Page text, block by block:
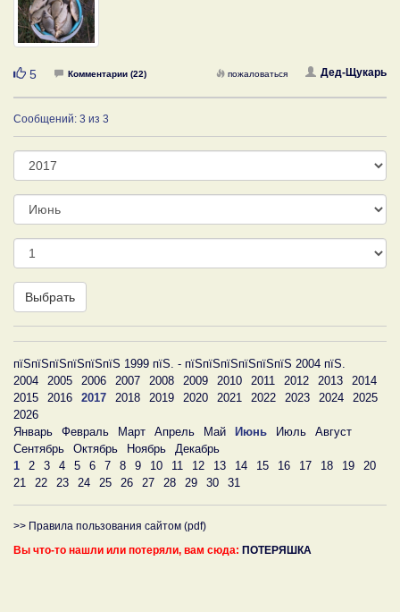
Нравится
5 Комментарии (22) Дед-Щукарь
пожаловаться
Сообщений: 3 из 3
Год
Месяц
День
Выбрать
пїЅпїЅпїЅпїЅпїЅпїЅ 1999 пїЅ. - пїЅпїЅпїЅпїЅпїЅпїЅ 2004 пїЅ.
2004
2005 2006 2007 2008 2009 2010 2011 2012 2013
2014
2015
2016 2017 2018 2019 2020 2021 2022 2023 2024
2025
2026
Январь
Февраль Март Апрель Май Июнь Июль
Август
Сентябрь
Октябрь Ноябрь
Декабрь
1
2 3 4 5 6 7 8 9 10 11 12 13 14 15 16 17 18 19
20
21
22 23 24 25 26 27 28 29 30 31
>> Правила пользования сайтом (pdf)
Вы что-то нашли или потеряли, вам сюда: ПОТЕРЯШКА